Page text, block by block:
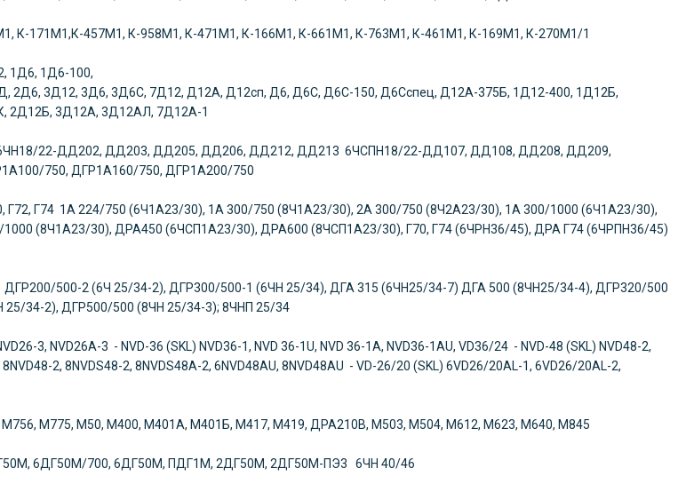
К-171М1,К-457М1, К-958М1, К-471М1, К-166М1, К-661М1, К-763М1, К-461М1, К-169М1, К-270М1/1
1Д6, 1Д6-100,
2Д6, 3Д12, 3Д6, 3Д6С, 7Д12, Д12А, Д12сп, Д6, Д6С, Д6С-150, Д6Сспец, Д12А-375Б, 1Д12-400, 1Д12Б,
2Д12Б, 3Д12А, 3Д12АЛ, 7Д12А-1
22-ДД202, ДД203, ДД205, ДД206, ДД212, ДД213 6ЧСПН18/22-ДД107, ДД108, ДД208, ДД209,
750, ДГР1А160/750, ДГР1А200/750
Г72, Г74 1А 224/750 (6Ч1А23/30), 1А 300/750 (8Ч1А23/30), 2А 300/750 (8Ч2А23/30), 1А 300/1000 (6Ч1А23/30),
(8Ч1А23/30), ДРА450 (6ЧСП1А23/30), ДРА600 (8ЧСП1А23/30), Г70, Г74 (6ЧРН36/45), ДРА Г74 (6ЧРПН36/45)
500-2 (6Ч 25/34-2), ДГР300/500-1 (6ЧН 25/34), ДГА 315 (6ЧН25/34-7) ДГА 500 (8ЧН25/34-4), ДГР320/500
25/34-2), ДГР500/500 (8ЧН 25/34-3); 8ЧНП 25/34
3, NVD26A-3 - NVD-36 (SKL) NVD36-1, NVD 36-1U, NVD 36-1A, NVD36-1AU, VD36/24 - NVD-48 (SKL) NVD48-2,
8NVD48-2, 8NVDS48-2, 8NVDS48A-2, 6NVD48AU, 8NVD48AU - VD-26/20 (SKL) 6VD26/20AL-1, 6VD26/20AL-2,
М756, М775, М50, М400, М401А, М401Б, М417, М419, ДРА210В, М503, М504, М612, М623, М640, М845
6ДГ50М/700, 6ДГ50М, ПДГ1М, 2ДГ50М, 2ДГ50М-ПЭ3 6ЧН 40/46